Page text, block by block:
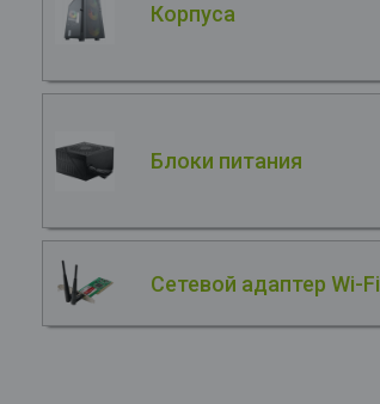
Корпуса
Блоки питания
Сетевой адаптер Wi-Fi